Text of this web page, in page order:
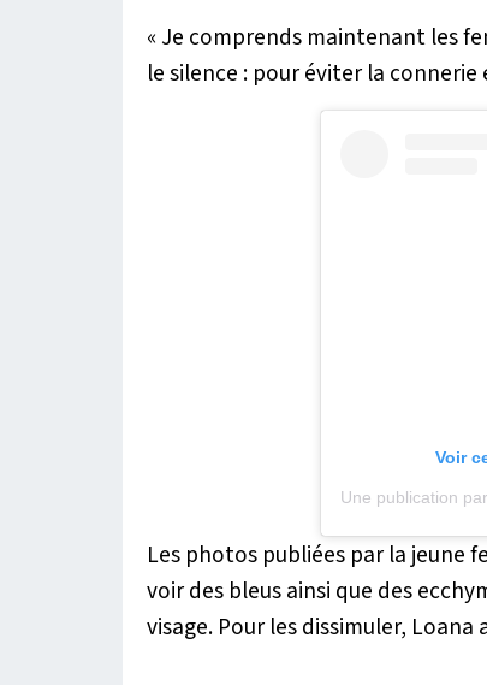
« Je comprends maintenant les
le silence : pour éviter la
Voir
Une publication
Les photos publiées par la jeune
voir des bleus ainsi que des
visage. Pour les dissimuler,